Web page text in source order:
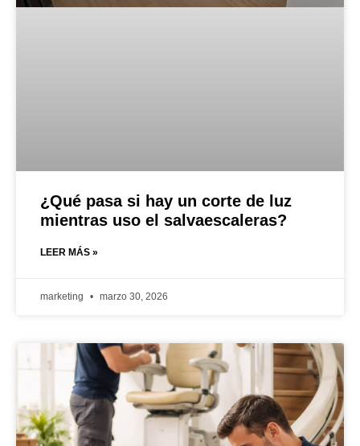
¿Qué pasa si hay un corte de luz
mientras uso el salvaescaleras?
LEER MÁS »
marketing marzo 30, 2026